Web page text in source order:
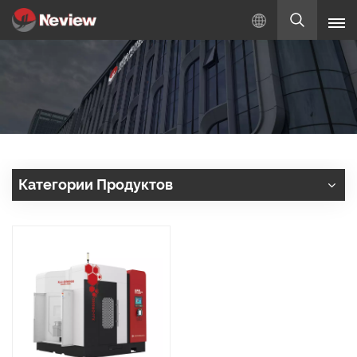
Русский
Русский
Español
Категории Продуктов